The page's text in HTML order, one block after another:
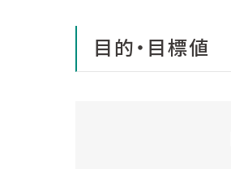
目的・目標値